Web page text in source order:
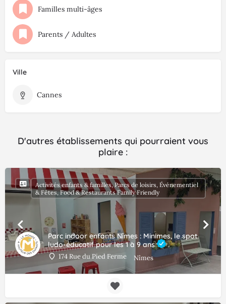
Familles multi-âges
Parents / Adultes
Ville
Cannes
D'autres établissements qui pourraient vous
plaire :
Parc indoor enfants Nîmes : Minimes, le spot
ludo-éducatif pour les 1 à 9 ans
174 Rue du Pied Ferme Nîmes
Activités enfants & familles, Parcs de loisirs, Événementiel
& Fêtes, Food & Restaurants Family Friendly